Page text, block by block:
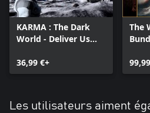
KARMA : The Dark
World - Deliver Us
36,99 €+
The
Les utilisateurs aiment